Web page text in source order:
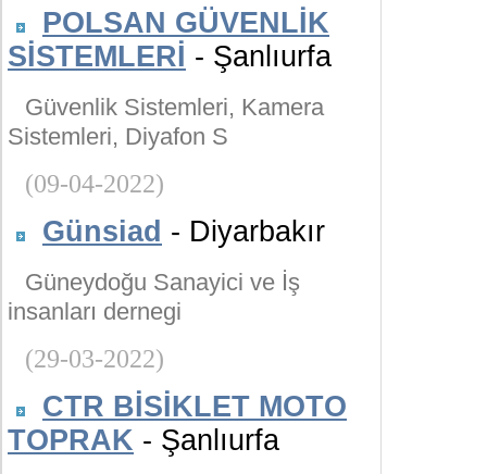
POLSAN GÜVENLİK
SİSTEMLERİ - Şanlıurfa
Güvenlik Sistemleri, Kamera
Sistemleri, Diyafon S
(09-04-2022)
Günsiad - Diyarbakır
Güneydoğu Sanayici ve İş
insanları dernegi
(29-03-2022)
CTR BİSİKLET MOTO
TOPRAK - Şanlıurfa